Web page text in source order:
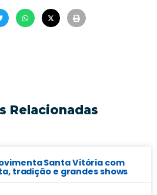
Relacionadas
Santa Vitória com
tradição e grandes shows